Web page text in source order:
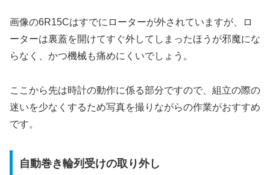
画像の6R15Cはすでにローターが外されていますが、ロ
ーターは裏蓋を開けてすぐ外してしまったほうが邪魔にな
らなく、かつ機械も痛めにくいでしょう。
ここから先は時計の動作に係る部分ですので、組立の際の
迷いを少なくするため写真を撮りながらの作業がおすすめ
です。
自動巻き輪列受けの取り外し